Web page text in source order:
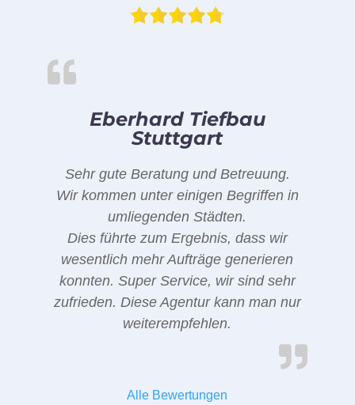
Eberhard Tiefbau
Stuttgart
Sehr gute Beratung und Betreuung.
Wir kommen unter einigen Begriffen in
umliegenden Städten.
Dies führte zum Ergebnis, dass wir
wesentlich mehr Aufträge generieren
konnten. Super Service, wir sind sehr
zufrieden. Diese Agentur kann man nur
weiterempfehlen.
Alle Bewertungen